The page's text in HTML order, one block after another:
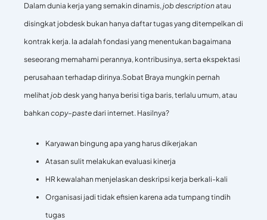
Dalam dunia kerja yang semakin dinamis, jobdescriptionatau
disingkat jobdesk bukan hanya daftar tugas yang ditempelkan di
kontrak kerja. Ia adalah fondasi yang menentukan bagaimana
seseorang memahami perannya, kontribusinya, serta ekspektasi
perusahaan terhadap dirinya.Sobat Braya mungkin pernah
melihat jobdesk yang hanya berisi tiga baris, terlalu umum, atau
bahkan copy–pastedari internet. Hasilnya?
Karyawan bingung apa yang harus dikerjakan
Atasan sulit melakukan evaluasi kinerja
HR kewalahan menjelaskan deskripsi kerja berkali-kali
Organisasi jadi tidak efisien karena ada tumpang tindih
tugas